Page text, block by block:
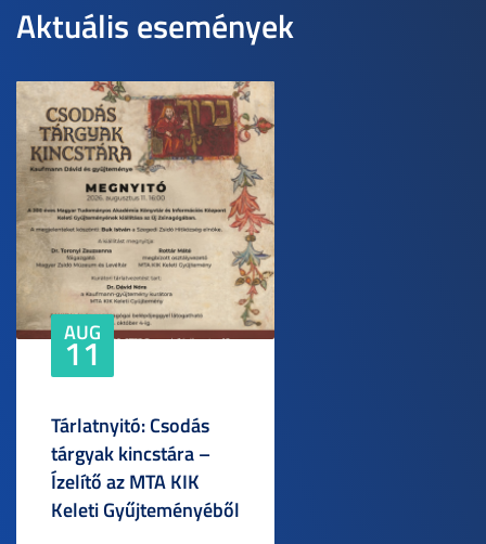
Aktuális események
AUG
11
Tárlatnyitó: Csodás
tárgyak kincstára –
Ízelítő az MTA KIK
Keleti Gyűjteményéből